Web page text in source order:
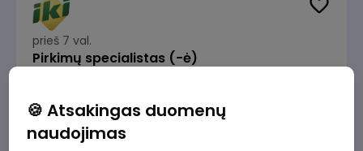
prieš 7 val.
Pirkimų specialistas (-ė)
1600 - 1900 €/mėn. Prieš mokesčius
🍪 Atsakingas duomenų
naudojimas